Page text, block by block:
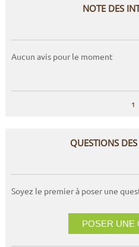
NOTE DES
Aucun avis pour le moment
1
QUESTIONS
Soyez le premier à poser une
POSER UNE